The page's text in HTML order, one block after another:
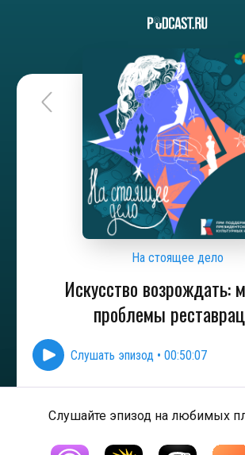
На стоящее дело
Искусство
проблемы
Слушать эпизод • 00:50:07
Слушайте эпизод на любимых